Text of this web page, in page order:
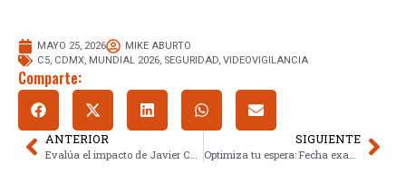
MAYO 25, 2026
MIKE ABURTO
C5, CDMX, MUNDIAL 2026, SEGURIDAD, VIDEOVIGILANCIA
Comparte:
ANTERIOR
Evalúa el impacto de Javier Coello Trejo, ‘Fiscal de Hierro’ en México
SIGUIENTE
Optimiza tu espera: Fecha exacta del pago ISSSTE de junio 2026